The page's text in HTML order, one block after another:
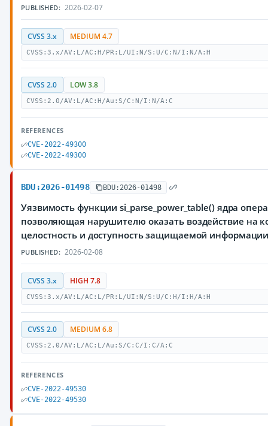
PUBLISHED: 2026-02-07
CVSS 3.x MEDIUM 4.7
CVSS:3.x/AV:L/AC:H/PR:L/UI:N/S:U/C:N/I:N/A:H
CVSS 2.0 LOW 3.8
CVSS:2.0/AV:L/AC:H/Au:S/C:N/I:N/A:C
REFERENCES
CVE-2022-49300
CVE-2022-49300
BDU:2026-01498 BDU:2026-01498
Уязвимость функции si_parse_power_table() ядра
позволяющая нарушителю оказать воздействие на
целостность и доступность защищаемой
PUBLISHED: 2026-02-08
CVSS 3.x HIGH 7.8
CVSS:3.x/AV:L/AC:L/PR:L/UI:N/S:U/C:H/I:H/A:H
CVSS 2.0 MEDIUM 6.8
CVSS:2.0/AV:L/AC:L/Au:S/C:C/I:C/A:C
REFERENCES
CVE-2022-49530
CVE-2022-49530